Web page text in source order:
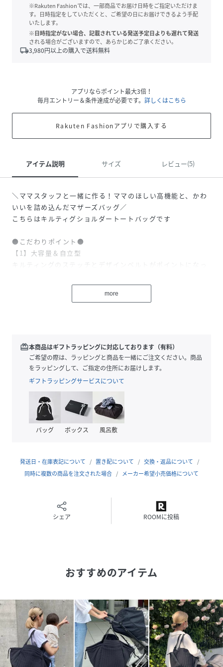
※Rakuten Fashionでは、一部商品でお届け日時をご指定いただけま
す。日時指定をしていただくと、ご希望の日にお届けできるよう手配
いたします。
※日時指定がない場合、記載されている発送予定日よりも遅れて発送
される場合がございますので、あらかじめご了承ください。
local_shipping3,980円以上の購入で送料無料
アプリならポイント最大3倍！
毎月エントリー＆条件達成が必要です。 詳しくはこちら
Rakuten Fashionアプリで購入する
アイテム説明 サイズ レビュー(5)
＼ママスタッフと一緒に作る！ママのほしい高機能と、かわ
いいを詰め込んだマザーズバッグ／
こちらはキルティグショルダートートバッグです
●こだわりポイント●
【1】大容量＆自立型
キルティングのステッチとデザインベルトがポイントになっ
スリムなマチ幅でコンパクトに収納できて、バッグがしっか
りと自立するので荷物の出し入れもスムーズです。
ていただくとバッグの形を変えられるようになっています。
サイドポケットに荷物を多く入れたい場合は、こちらを絞っ
て使ってみてください。
【2】充実の収納ポケット
バッグの正面は、ファスナー付きの小物ポケットが２つ。こ
のポケットの中にストラップも付属しているので、鍵などの
貴重品の収納も安心してご利用いただけます。
手帳ケースもらくらく収納可能です。
両サイドポケットは、小物収納ができるほか、ドリンクホル
いただけます。
中央の巾着収納は、基本的にはかさばるもの（オムツや着替
り出しやすく便利です◎
＊ハンドルは長さの調整可能！手持ち～肩掛けにできます。
＊ファスナーポケットの中に取り外しのできるストラップ付
き！鍵やアルコールジェルをつけておくと、さっと引き出せ
て便利です。
＊荷物が少ない時はサイズを小さく！両サイドのベルトを絞
more
redeem本商品はギフトラッピングに対応しております（有料）
ご希望の際は、ラッピングと商品を一緒にご注文ください。商品
をラッピングして、ご指定の住所にお届けします。
ギフトラッピングサービスについて
バッグ ボックス 風呂敷
発送日・在庫表記について 置き配について
交換・返品について
同時に複数の商品を注文された場合
メーカー希望小売価格について
シェア ROOMに投稿
おすすめのアイテム